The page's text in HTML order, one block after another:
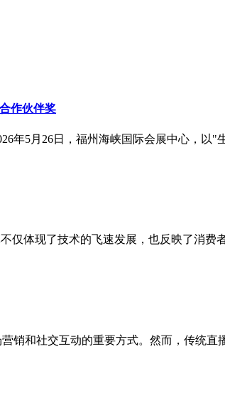
作伙伴奖
年5月26日，福州海峡国际会展中心，以"
仅体现了技术的飞速发展，也反映了消
销和社交互动的重要方式。然而，传统